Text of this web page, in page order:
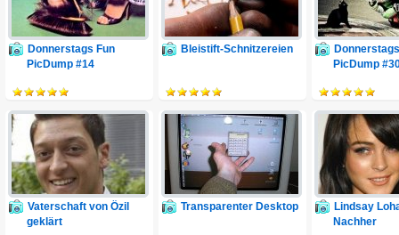
Donnerstags Fun
PicDump #14
Bleistift-Schnitzereien
PicDump
Vaterschaft von Özil
geklärt
Transparenter Desktop
Lindsay
Nachher